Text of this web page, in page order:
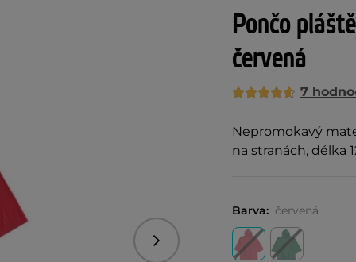
Pončo
červená
7
Nepromokavý
na stranách, délka
Následující
Barva: červená